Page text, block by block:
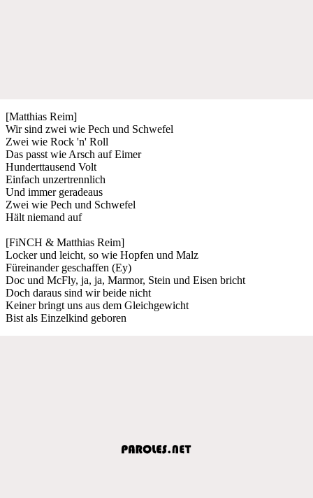
[Matthias Reim]
Wir sind zwei wie Pech und Schwefel
Zwei wie Rock 'n' Roll
Das passt wie Arsch auf Eimer
Hunderttausend Volt
Einfach unzertrennlich
Und immer geradeaus
Zwei wie Pech und Schwefel
Hält niemand auf
[FiNCH & Matthias Reim]
Locker und leicht, so wie Hopfen und Malz
Füreinander geschaffen (Ey)
Doc und McFly, ja, ja, Marmor, Stein und Eisen bricht
Doch daraus sind wir beide nicht
Keiner bringt uns aus dem Gleichgewicht
Bist als Einzelkind geboren